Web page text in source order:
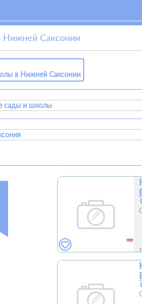
Саксонии
в Нижней Саксонии
сады и школы